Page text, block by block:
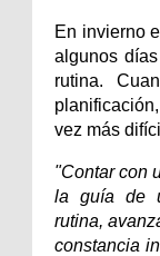
En invierno
algunos
rutina.
vez más
"Contar con
la guía de
rutina,
constancia